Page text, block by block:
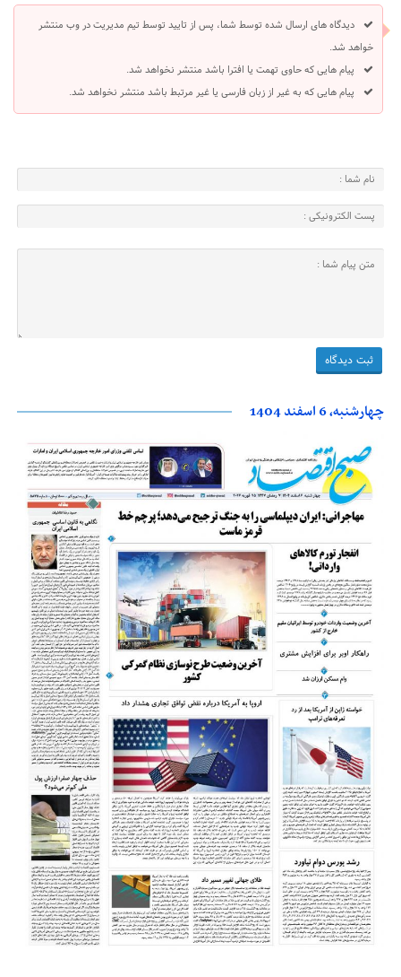
دیدگاه های ارسال شده توسط شما، پس از تایید توسط تیم مدیریت در وب منتشر
خواهد شد.
پیام هایی که حاوی تهمت یا افترا باشد منتشر نخواهد شد.
پیام هایی که به غیر از زبان فارسی یا غیر مرتبط باشد منتشر نخواهد شد.
چهارشنبه، 6 اسفند 1404